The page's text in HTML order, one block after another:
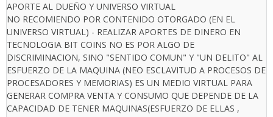
APORTE AL DUEÑO Y UNIVERSO VIRTUAL
NO RECOMIENDO POR CONTENIDO OTORGADO (EN EL
UNIVERSO VIRTUAL) - REALIZAR APORTES DE DINERO EN
TECNOLOGIA BIT COINS NO ES POR ALGO DE
DISCRIMINACION, SINO "SENTIDO COMUN" Y "UN DELITO" AL
ESFUERZO DE LA MAQUINA (NEO ESCLAVITUD A PROCESOS DE
PROCESADORES Y MEMORIAS) ES UN MEDIO VIRTUAL PARA
GENERAR COMPRA VENTA Y CONSUMO QUE DEPENDE DE LA
CAPACIDAD DE TENER MAQUINAS(ESFUERZO DE ELLAS ,